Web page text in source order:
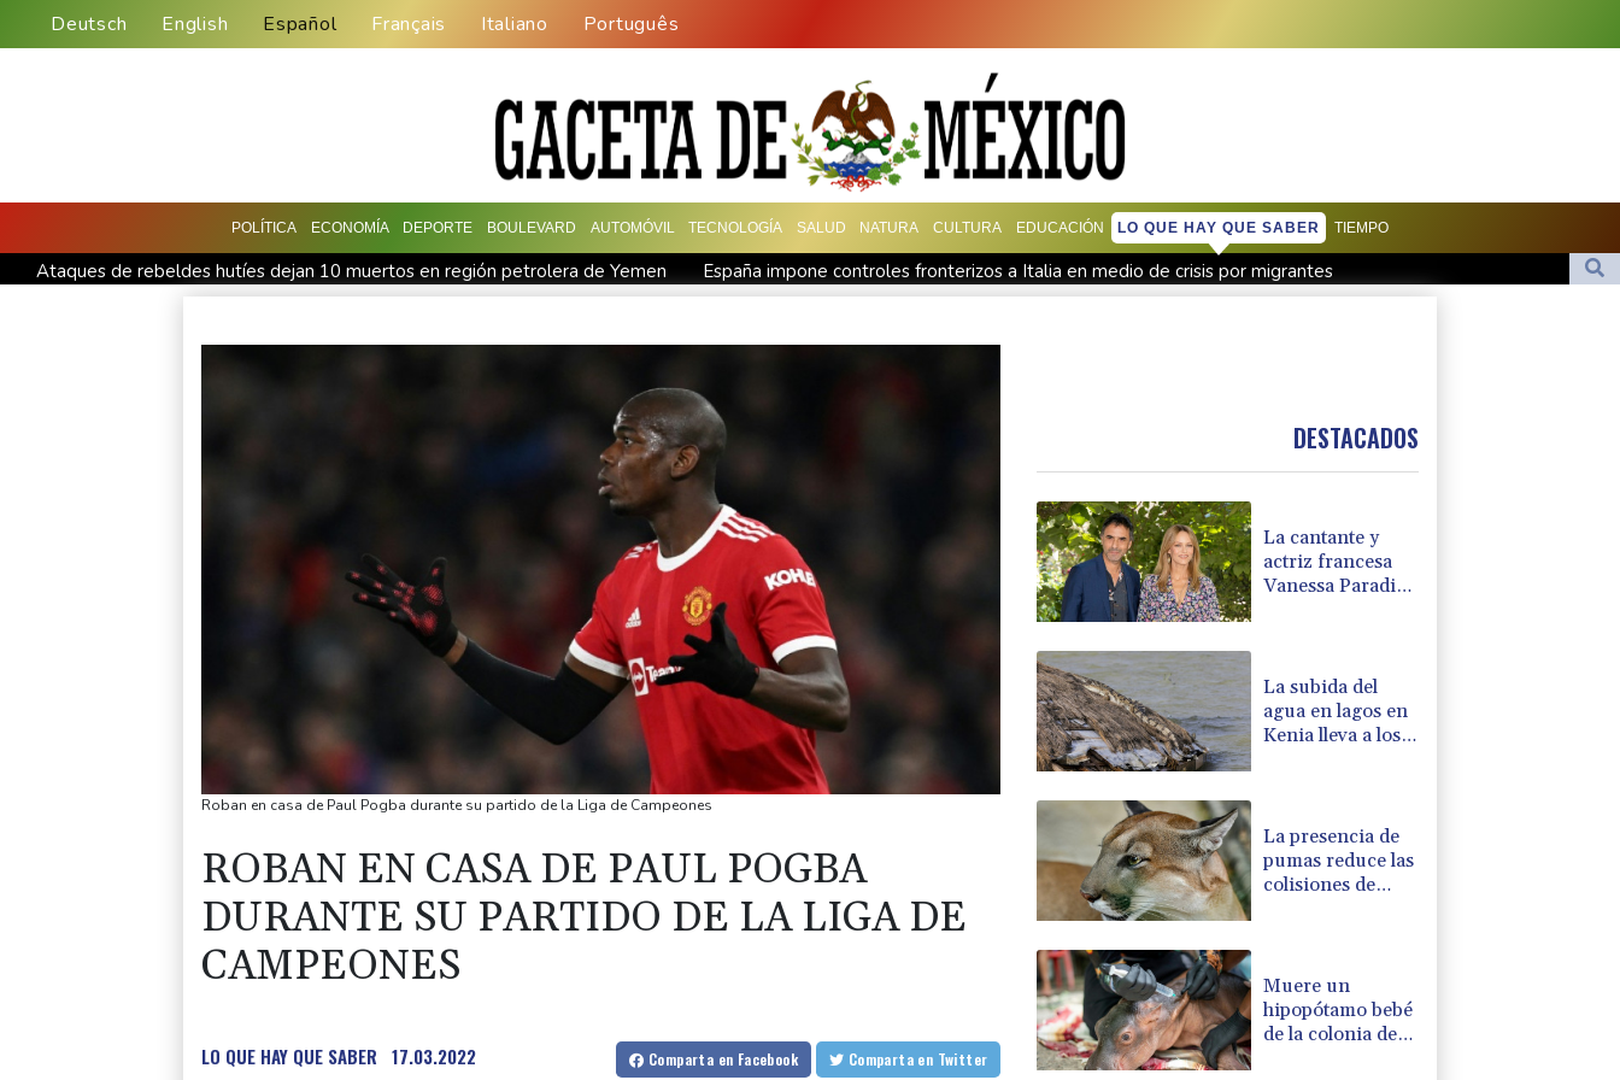
Deutsch English Español Français Italiano Português
POLÍTICA ECONOMÍA DEPORTE BOULEVARD AUTOMÓVIL TECNOLOGÍA SALUD NATURA CULTURA EDUCACIÓN LO QUE HAY QUE SABER TIEMPO
Ataques de rebeldes hutíes dejan 10 muertos en región petrolera de Yemen
España impone controles fronterizos a Italia en medio de crisis por migrantes
España lanza un ultimátum a Italia para que levante controles fronterizos
Exabogado de Trump listo para ser confirmado como fiscal general de EEUU
La OMS propone probar en RDC una vacuna ya existente contra otra cepa del ébola
Roban en casa de Paul Pogba durante su partido de la Liga de Campeones
ROBAN EN CASA DE PAUL POGBA
DURANTE SU PARTIDO DE LA LIGA DE
CAMPEONES
LO QUE HAY QUE SABER 17.03.2022 Comparta en Facebook Comparta en Twitter
DESTACADOS
La cantante y
actriz francesa
Vanessa Paradis
La subida del
agua en lagos en
Kenia lleva a los
La presencia de
pumas reduce las
colisiones de
Muere un
hipopótamo bebé
de la colonia de